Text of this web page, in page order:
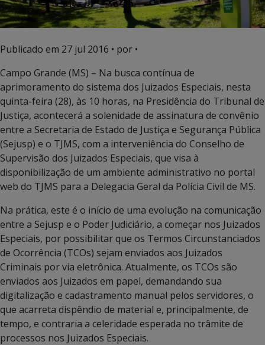
Publicado em 27 jul 2016 • por •
Campo Grande (MS) – Na busca contínua de
aprimoramento do sistema dos Juizados Especiais, nesta
quinta-feira (28), às 10 horas, na Presidência do Tribunal de
Justiça, acontecerá a solenidade de assinatura de convênio
entre a Secretaria de Estado de Justiça e Segurança Pública
(Sejusp) e o TJMS, com a interveniência do Conselho de
Supervisão dos Juizados Especiais, que visa à
disponibilização de um ambiente administrativo no portal
web do TJMS para a Delegacia Geral da Polícia Civil de MS.
Na prática, este é o início de uma evolução na comunicação
entre a Sejusp e o Poder Judiciário, a começar nos Juizados
Especiais, por possibilitar que os Termos Circunstanciados
de Ocorrência (TCOs) sejam enviados aos Juizados
Criminais por via eletrônica. Atualmente, os TCOs são
enviados aos Juizados em papel, demandando sua
digitalização e cadastramento manual pelos servidores, o
que acarreta dispêndio de material e, principalmente, de
tempo, e contraria a celeridade esperada no trâmite de
processos nos Juizados Especiais.